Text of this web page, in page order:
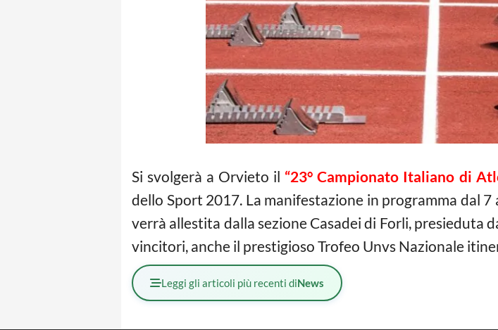
Si svolgerà a Orvieto il “23° Campionato Italiano di
dello Sport 2017. La manifestazione in programma dal
verrà allestita dalla sezione Casadei di Forli, presieduta
vincitori, anche il prestigioso Trofeo Unvs Nazionale
Leggi gli articoli più recenti diNews